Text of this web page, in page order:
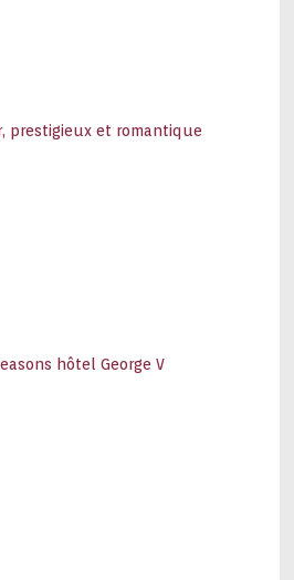
prestigieux et romantique
hôtel George V